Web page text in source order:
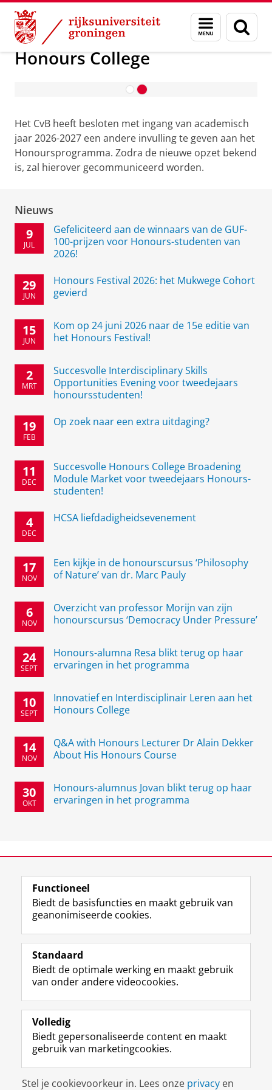
Skip
Content
Skip
Navigation
Menu
en
zoeken
Onderwijs Honours College
Honours College
Contact en Praktische Informatie
Het CvB heeft besloten met ingang van academisch
jaar 2026-2027 een andere invulling te geven aan het
Honoursprogramma. Zodra de nieuwe opzet bekend
is, zal hierover gecommuniceerd worden.
Nieuws
9
JUL
Gefeliciteerd aan de winnaars van de GUF-
100-prijzen voor Honours-studenten van
2026!
29
JUN
Honours Festival 2026: het Mukwege Cohort
gevierd
15
JUN
Kom op 24 juni 2026 naar de 15e editie van
het Honours Festival!
2
MRT
Succesvolle Interdisciplinary Skills
Opportunities Evening voor tweedejaars
honoursstudenten!
19
FEB
Op zoek naar een extra uitdaging?
11
DEC
Succesvolle Honours College Broadening
Module Market voor tweedejaars Honours-
studenten!
4
DEC
HCSA liefdadigheidsevenement
17
NOV
Een kijkje in de honourscursus ‘Philosophy
of Nature’ van dr. Marc Pauly
6
NOV
Overzicht van professor Morijn van zijn
honourscursus ‘Democracy Under Pressure’
24
SEPT
Honours-alumna Resa blikt terug op haar
ervaringen in het programma
10
SEPT
Innovatief en Interdisciplinair Leren aan het
Honours College
14
NOV
Q&A with Honours Lecturer Dr Alain Dekker
About His Honours Course
30
OKT
Honours-alumnus Jovan blikt terug op haar
ervaringen in het programma
View this page in:English
Volg de RUG
F
a
e
b
o
p
a
i
n
L
i
k
e
I
-
p
g
i
R
S
-
f
e
R
k
s
I
n
t
r
m
c
c
Y
o
T
e
k
a
a
Studiekiezers
Alumni
Over ons
Disclaimer & Copyright
Functioneel
Biedt de basisfuncties en maakt gebruik van
geanonimiseerde cookies.
Standaard
Biedt de optimale werking en maakt gebruik
van onder andere videocookies.
Volledig
Biedt gepersonaliseerde content en maakt
gebruik van marketingcookies.
Stel je cookievoorkeur in. Lees onze privacy en